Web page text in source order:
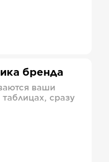
бренда
ваши
сразу